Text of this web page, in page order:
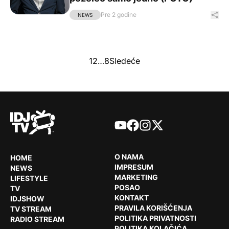
NEWS Pre 2 godine
12…8Sledeće
HOME
NEWS
LIFESTYLE
TV
IDJSHOW
TV STREAM
RADIO STREAM
YouTube
Facebook
Instagram
X
O NAMA
IMPRESUM
MARKETING
POSAO
KONTAKT
PRAVILA KORIŠĆENJA
POLITIKA PRIVATNOSTI